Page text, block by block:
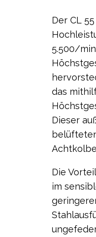
Der CL 55
5.500/
das
Dieser
Die
im